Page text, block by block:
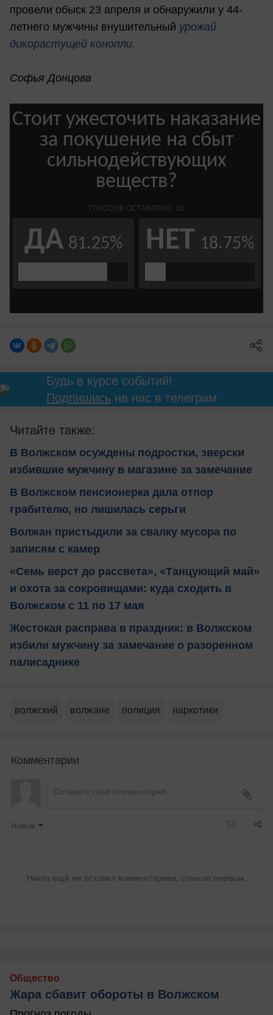
провели обыск 23 апреля и обнаружили у 44-
летнего мужчины внушительный урожай
дикорастущей конопли.
Софья Донцова
Будь в курсе событий!
Подпишисьна нас в телеграм
Читайте также:
В Волжском осуждены подростки, зверски
избившие мужчину в магазине за замечание
В Волжском пенсионерка дала отпор
грабителю, но лишилась серьги
Волжан пристыдили за свалку мусора по
записям с камер
«Семь верст до рассвета», «Танцующий май»
и охота за сокровищами: куда сходить в
Волжском с 11 по 17 мая
Жестокая расправа в праздник: в Волжском
избили мужчину за замечание о разоренном
палисаднике
волжский волжане полиция наркотики
Комментарии
Новые
Никто ещё не оставил комментариев, станьте первым.
Общество
Жара сбавит обороты в Волжском